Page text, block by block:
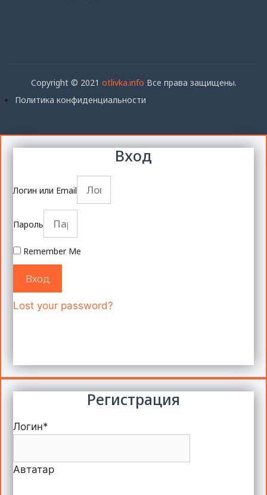
Copyright © 2021 otlivka.info Все права защищены.
Политика конфиденциальности
Вход
Логин или Email
Пароль
Remember Me
Вход
Lost your password?
Регистрация
Логин*
Автатар